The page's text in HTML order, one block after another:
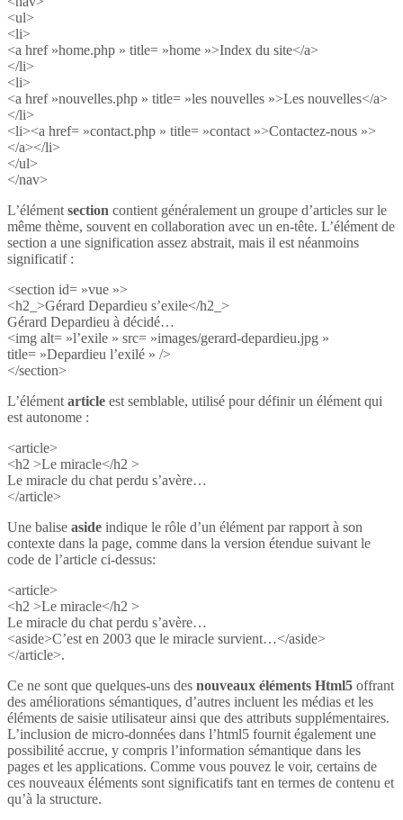
<ul>
<li>
<a href »home.php » title= »home »>Index du site</a>
</li>
<li>
<a href »nouvelles.php » title= »les nouvelles »>Les nouvelles</a>
</li>
<li><a href= »contact.php » title= »contact »>Contactez-nous »>
</a></li>
</ul>
</nav>
L’élément section contient généralement un groupe d’articles sur le
même thème, souvent en collaboration avec un en-tête. L’élément de
section a une signification assez abstrait, mais il est néanmoins
significatif :
<section id= »vue »>
<h2_>Gérard Depardieu s’exile</h2_>
Gérard Depardieu à décidé…
<img alt= »l’exile » src= »images/gerard-depardieu.jpg »
title= »Depardieu l’exilé » />
</section>
L’élément article est semblable, utilisé pour définir un élément qui
est autonome :
<article>
<h2 >Le miracle</h2 >
Le miracle du chat perdu s’avère…
</article>
Une balise aside indique le rôle d’un élément par rapport à son
contexte dans la page, comme dans la version étendue suivant le
code de l’article ci-dessus:
<article>
<h2 >Le miracle</h2 >
Le miracle du chat perdu s’avère…
<aside>C’est en 2003 que le miracle survient…</aside>
</article>.
Ce ne sont que quelques-uns des nouveaux éléments Html5 offrant
des améliorations sémantiques, d’autres incluent les médias et les
éléments de saisie utilisateur ainsi que des attributs supplémentaires.
L’inclusion de micro-données dans l’html5 fournit également une
possibilité accrue, y compris l’information sémantique dans les
pages et les applications. Comme vous pouvez le voir, certains de
ces nouveaux éléments sont significatifs tant en termes de contenu et
qu’à la structure.